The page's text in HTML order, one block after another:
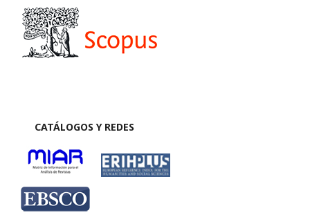
CATÁLOGOS Y REDES